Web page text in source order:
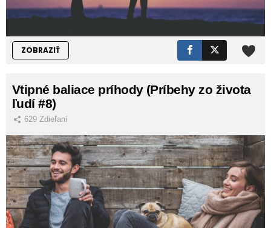
ZOBRAZIŤ
Vtipné baliace príhody (Príbehy zo života
ľudí #8)
629 Zdieľaní